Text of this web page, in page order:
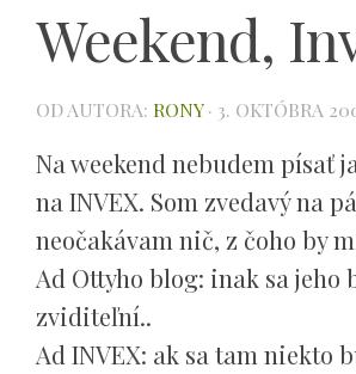
Weekend,
OD AUTORA: RONY · 3. OKTÓBRA
Na weekend nebudem písať
na INVEX. Som zvedavý na
neočakávam nič, z čoho by
Ad Ottyho blog: inak sa jeho
zviditeľní..
Ad INVEX: ak sa tam niekto